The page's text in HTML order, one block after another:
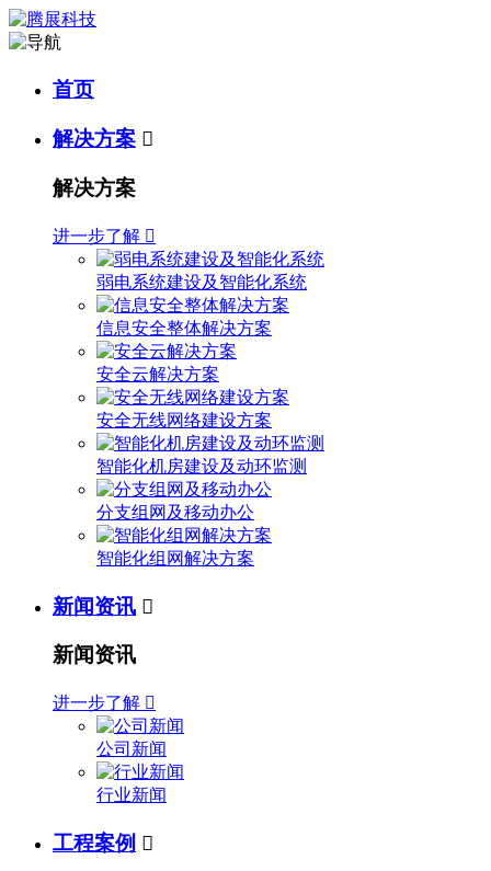
首页
解决方案 
解决方案
进一步了解 
弱电系统建设及智能化系统
信息安全整体解决方案
安全云解决方案
安全无线网络建设方案
智能化机房建设及动环监测
分支组网及移动办公
智能化组网解决方案
新闻资讯 
新闻资讯
进一步了解 
公司新闻
行业新闻
工程案例 